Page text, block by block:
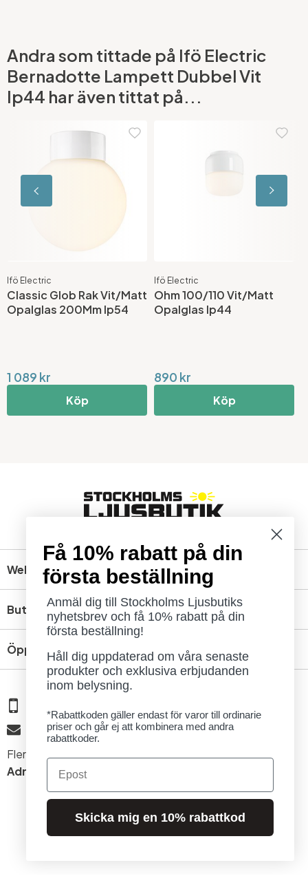
Andra som tittade på Ifö Electric
Bernadotte Lampett Dubbel Vit
Ip44 har även tittat på...
Ifö Electric
Classic Glob Rak Vit/Matt
Opalglas 200Mm Ip54
1 089 kr
Köp
Ifö Electric
Ohm 100/110 Vit/Matt
Opalglas Ip44
890 kr
Köp
Webbshop
Butik
Öppettider
info@ljusbutik.se
Fler kontaktuppgifter »
Adress:
Kungsholmsgatan 6, 112 27 Stockholm
Få 10% rabatt på din
första beställning
Anmäl dig till Stockholms Ljusbutiks
nyhetsbrev och få 10% rabatt på din
första beställning!
Håll dig uppdaterad om våra senaste
produkter och exklusiva erbjudanden
inom belysning.
*Rabattkoden gäller endast för varor till ordinarie
priser och går ej att kombinera med andra
rabattkoder.
Email
Skicka mig en 10% rabattkod